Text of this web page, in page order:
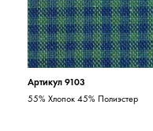
Артикул 9103
55% Хлопок 45% Полиэстер